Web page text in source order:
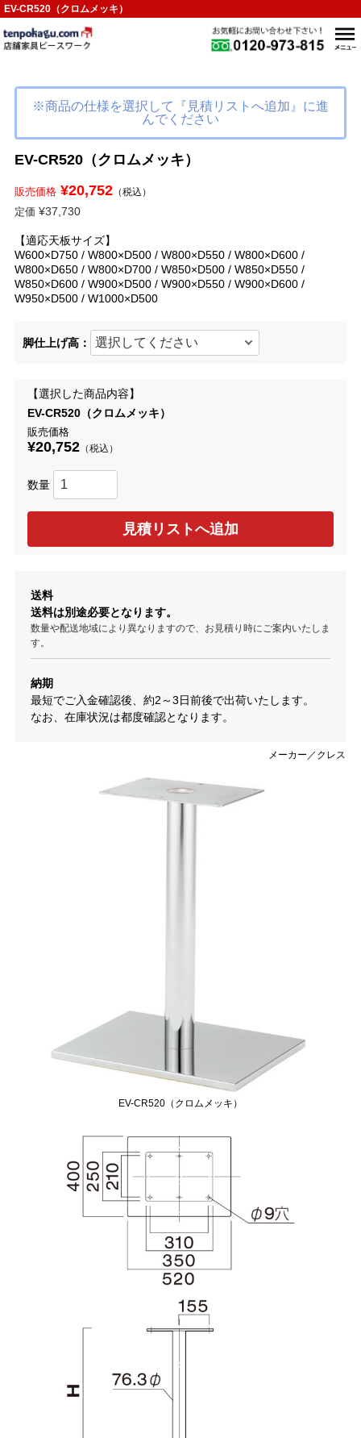
EV-CR520（クロムメッキ）
メーカー／クレス
EV-CR520（クロムメッキ）
※商品の仕様を選択して『見積リストへ追加』に進
んでください
EV-CR520（クロムメッキ）
販売価格¥20,752（税込）
定価 ¥37,730
【適応天板サイズ】
W600×D750 / W800×D500 / W800×D550 / W800×D600 /
W800×D650 / W800×D700 / W850×D500 / W850×D550 /
W850×D600 / W900×D500 / W900×D550 / W900×D600 /
W950×D500 / W1000×D500
脚仕上げ高：
【選択した商品内容】
EV-CR520（クロムメッキ）
販売価格
¥20,752（税込）
数量
送料
送料は別途必要となります。
数量や配送地域により異なりますので、お見積り時にご案内いたしま
す。
納期
最短でご入金確認後、約2～3日前後で出荷いたします。
なお、在庫状況は都度確認となります。